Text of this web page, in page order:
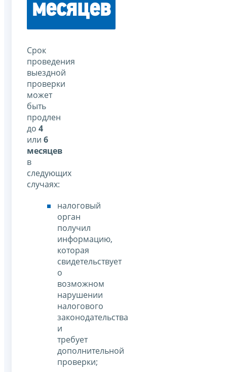
месяцев
Срок
проведения
выездной
проверки
может
быть
продлен
до 4
или 6
месяцев
в
следующих
случаях:
налоговый
орган
получил
информацию,
которая
свидетельствует
о
возможном
нарушении
налогового
законодательства
и
требует
дополнительной
проверки;